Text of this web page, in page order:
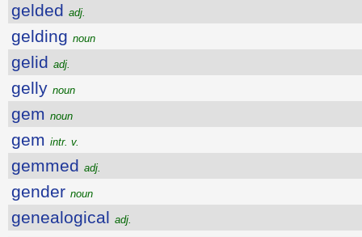
gelded adj.
gelding noun
gelid adj.
gelly noun
gem noun
gem intr. v.
gemmed adj.
gender noun
genealogical adj.